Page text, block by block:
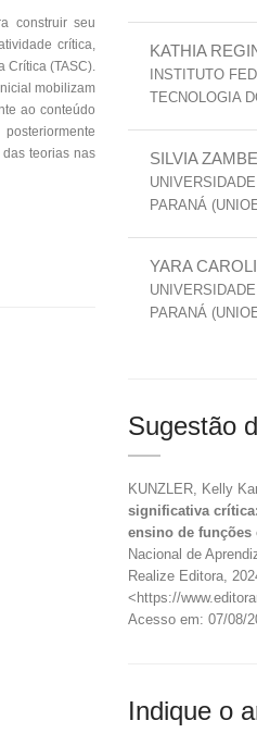
construir seu
crítica,
Crítica (TASC).
mobilizam
ao conteúdo
teorias nas
KATHIA
INSTITUTO
TECNOLOGIA
SILVIA
PARANÁ
YARA
PARANÁ
Sugestão
KUNZLER, Kelly
significativa
ensino de funções
Nacional de
Realize Editora,
<https://
Acesso em: 07/08/
Indique o